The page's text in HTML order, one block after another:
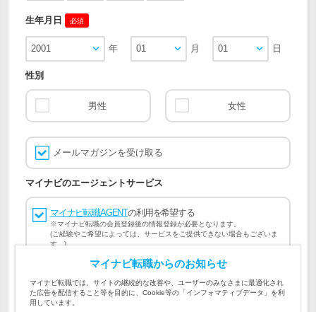
生年月日 必須
2001 年 01 月 01 日
性別
男性 女性
メールマガジンを受け取る
マイナビのエージェントサービス
マイナビ転職AGENTの利用を希望する
※マイナビ転職の会員登録後の情報登録が必要となります。
(ご経験やご希望によっては、サービスをご提供できない場合もございま
す。)
会員登録には マイナビ転職 会員規約
マイナビ転職AGENT
会員規約、マイナビ転職AGENT 個人情報の取り扱い および
個人情報の取り扱い
マイナビ転職からのお知らせ
マイナビ転職では、サイトの継続的な改善や、ユーザーのみなさまに最適化され
た広告を配信すること等を目的に、Cookie等の「インフォマティブデータ」を利
用しています。